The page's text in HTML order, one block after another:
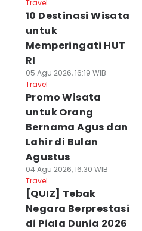
Travel
10 Destinasi Wisata
untuk
Memperingati HUT
RI
05 Agu 2026, 16:19 WIB
Travel
Promo Wisata
untuk Orang
Bernama Agus dan
Lahir di Bulan
Agustus
04 Agu 2026, 16:30 WIB
Travel
[QUIZ] Tebak
Negara Berprestasi
di Piala Dunia 2026